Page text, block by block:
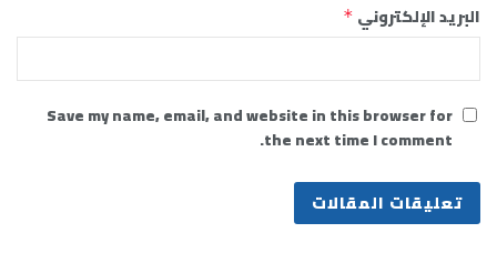
البريد الإلكتروني *
Save my name, email, and website in this browser for
the next time I comment.